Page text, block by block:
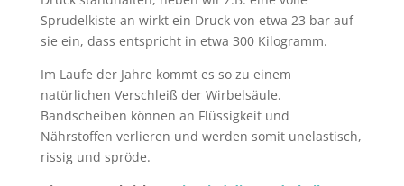
Sprudelkiste an wirkt ein Druck von etwa 23 bar auf
sie ein, dass entspricht in etwa 300 Kilogramm.
Im Laufe der Jahre kommt es so zu einem
natürlichen Verschleiß der Wirbelsäule.
Bandscheiben können an Flüssigkeit und
Nährstoffen verlieren und werden somit unelastisch,
rissig und spröde.